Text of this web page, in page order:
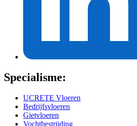
Specialisme:
UCRETE Vloeren
Bedrijfsvloeren
Gietvloeren
Vochtbestrijding